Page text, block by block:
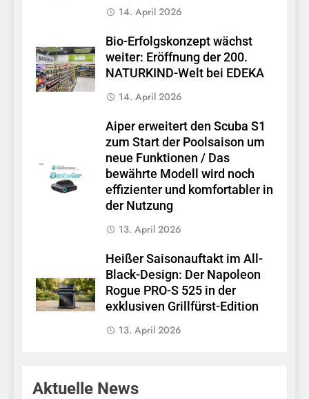
14. April 2026
Bio-Erfolgskonzept wächst
weiter: Eröffnung der 200.
NATURKIND-Welt bei EDEKA
14. April 2026
Aiper erweitert den Scuba S1
zum Start der Poolsaison um
neue Funktionen / Das
bewährte Modell wird noch
effizienter und komfortabler in
der Nutzung
13. April 2026
Heißer Saisonauftakt im All-
Black-Design: Der Napoleon
Rogue PRO-S 525 in der
exklusiven Grillfürst-Edition
13. April 2026
Aktuelle News